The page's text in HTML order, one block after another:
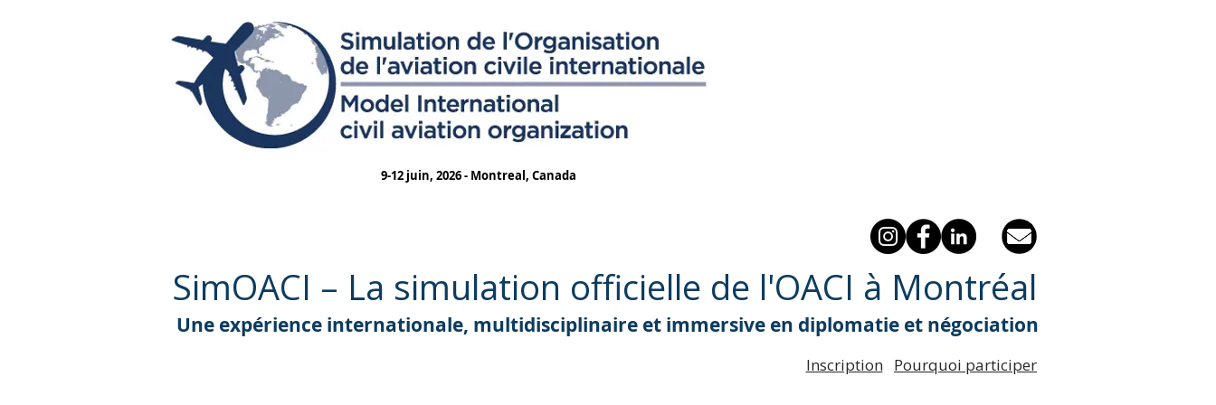
9-12 juin, 2026 - Montreal, Canada
SimOACI – La simulation officielle de l'OACI à Montréal
Une expérience internationale, multidisciplinaire et immersive en diplomatie et négociation
Inscription Pourquoi participer